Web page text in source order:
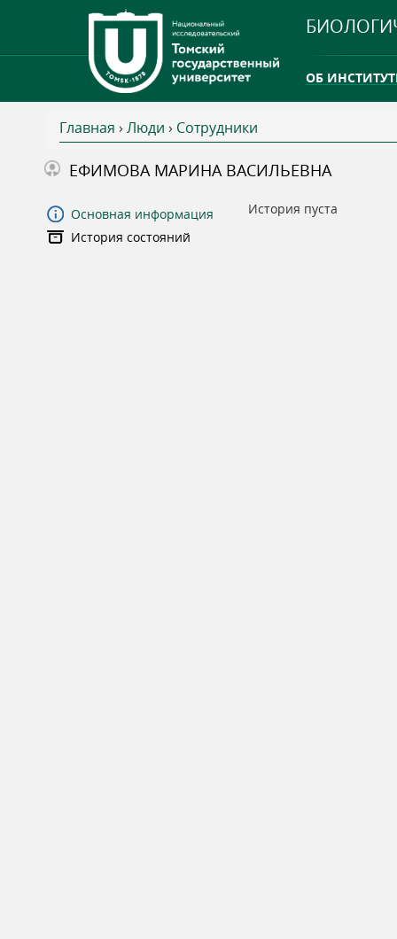
ОБ
ТГУ ОТКРЫЛ
В
ы
з
Главная › Люди › Сотрудники
ЕФИМОВА МАРИНА ВАСИЛЬЕВНА
Основная информация
История состояний
История пуста